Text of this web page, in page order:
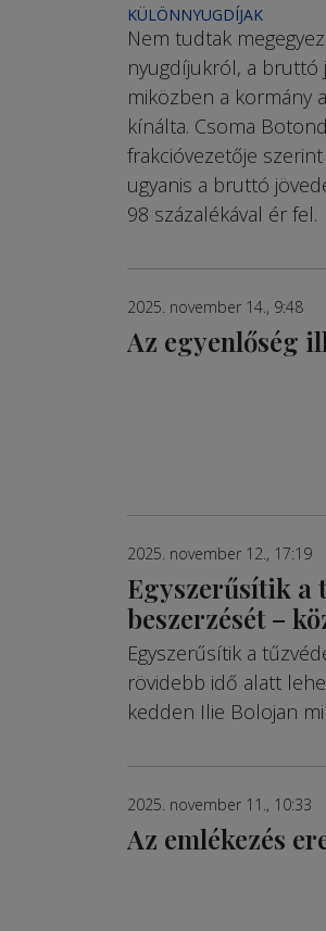
KÜLÖNNYUGDÍJAK
Nem tudtak
nyugdíjukról, a bruttó
miközben a kormány
kínálta. Csoma
frakcióvezetője
ugyanis a bruttó
98 százalékával ér fel.
2025. november 14., 9:48
Az egyenlőség
2025. november 12., 17:19
Egyszerűsítik a
beszerzését –
Egyszerűsítik a
rövidebb idő alatt
kedden Ilie Bolojan
2025. november 11., 10:33
Az emlékezés